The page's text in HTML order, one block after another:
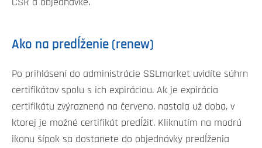
Ako na predĺženie (renew)
Po prihlásení do administrácie SSLmarket uvidíte súhrn
certifikátov spolu s ich expiráciou. Ak je expirácia
certifikátu zvýraznená na červeno, nastala už doba, v
ktorej je možné certifikát predĺžiť. Kliknutím na modrú
ikonu šípok sa dostanete do objednávky predĺženia